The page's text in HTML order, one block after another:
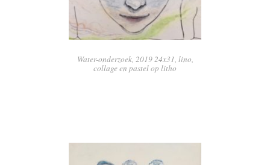
Water-onderzoek, 2019 24x31, lino,
collage en pastel op litho